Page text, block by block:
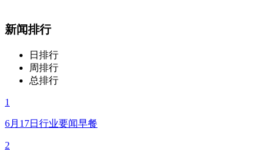
新闻排行
日排行
周排行
总排行
1
6月17日行业要闻早餐
2